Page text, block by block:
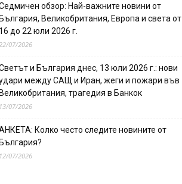
обзор: Най-важните новини от
Великобритания, Европа и света от
до 22 юли 2026 г.
07/2026
и България днес, 13 юли 2026 г.: нови
между САЩ и Иран, жеги и пожари във
трагедия в Банкок
07/2026
Колко често следите новините от
07/2026